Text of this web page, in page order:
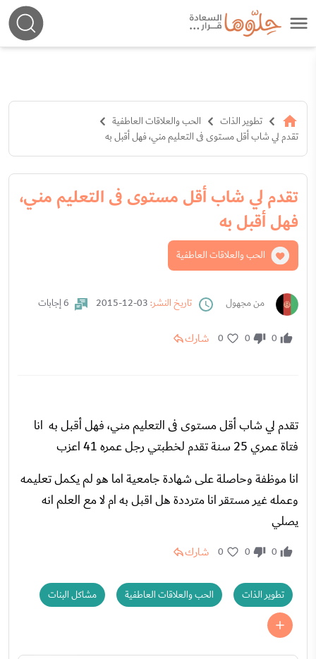
تطوير الذات
الحب والعلاقات العاطفية
تقدم لي شاب أقل مستوى فى التعليم مني، فهل أقبل به
تقدم لي شاب أقل مستوى فى التعليم مني،
فهل أقبل به
الحب والعلاقات العاطفية
من مجهول تاريخ النشر: 6 إجابات
0
0
0 شارك
تقدم لي شاب أقل مستوى فى التعليم مني، فهل أقبل به انا
فتاة عمري 25 سنة تقدم لخطبتي رجل عمره 41 اعزب
انا موظفة وحاصلة على شهادة جامعية اما هو لم يكمل تعليمه
وعمله غير مستقر انا مترددة هل اقبل به ام لا مع العلم انه
يصلي
0
0
0 شارك
تطوير الذات الحب والعلاقات العاطفية مشاكل البنات